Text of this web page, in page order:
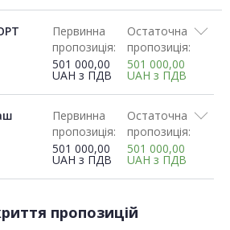
Первинна
пропозиція:
501 000,00
UAH з ПДВ
Остаточна
пропозиція:
501 000,00
UAH з ПДВ
Первинна
пропозиція:
501 000,00
UAH з ПДВ
Остаточна
пропозиція:
501 000,00
UAH з ПДВ
пропозицій